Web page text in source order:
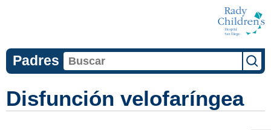
Padres
Disfunción velofaríngea